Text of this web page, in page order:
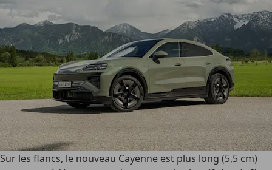
Sur les flancs, le nouveau Cayenne est plus long (5,5 cm)